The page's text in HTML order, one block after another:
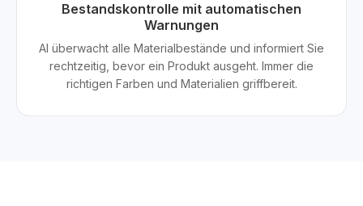
Bestandskontrolle mit automatischen
Warnungen
AI überwacht alle Materialbestände und informiert Sie
rechtzeitig, bevor ein Produkt ausgeht. Immer die
richtigen Farben und Materialien griffbereit.